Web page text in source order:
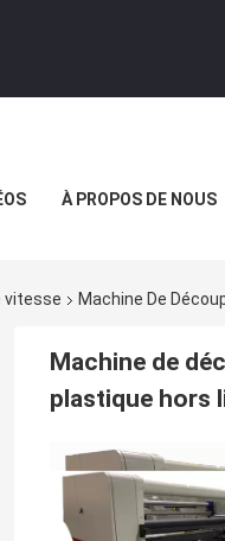
À PROPOS DE NOUS
vitesse Machine De
Machine de
plastique hors